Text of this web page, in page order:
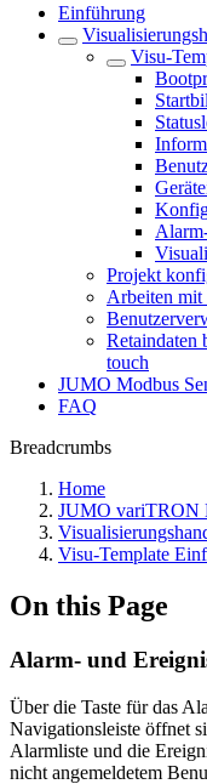
Einführung
Visu-
Projekt
Arbeiten mit
touch
JUMO Modbus
FAQ
Breadcrumbs
Home
JUMO variTRON
Visu-Template
On this Page
Alarm- und
Über die Taste für das
Navigationsleiste öffnet
Alarmliste und die
nicht angemeldetem